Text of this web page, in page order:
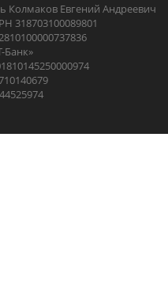
Колмаков Евгений Андреевич
318703100089801
Банк»